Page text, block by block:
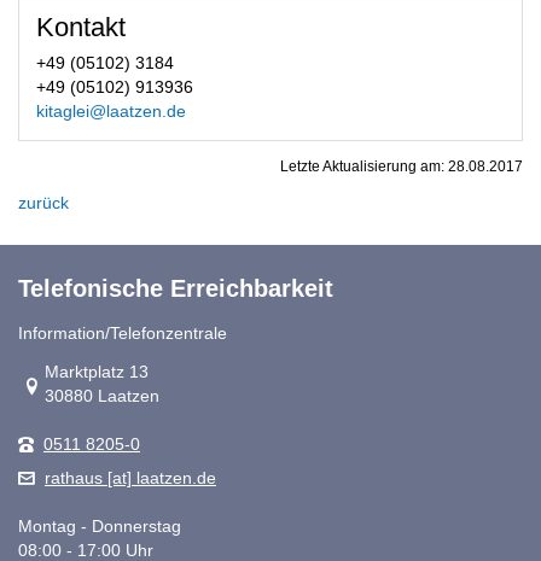
Kontakt
+49 (05102) 3184
+49 (05102) 913936
kitaglei@laatzen.de
Letzte Aktualisierung am: 28.08.2017
zurück
Telefonische Erreichbarkeit
Information/Telefonzentrale
Link zur Google-Maps Navigation
Marktplatz 13
30880 Laatzen
0511 8205-0
rathaus [at] laatzen.de
Montag - Donnerstag
08:00 - 17:00 Uhr